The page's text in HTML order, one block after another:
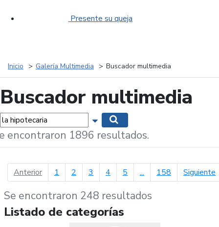
Presente su queja
Inicio Galería Multimedia Buscador multimedia
Buscador multimedia
Mostrar opciones de búsqueda
encontraron 1896 resultados.
Anteriorpágina anterior
1 2 3 4 5 ... 158 Siguiente
Se encontraron 248 resultados
Listado de categorías